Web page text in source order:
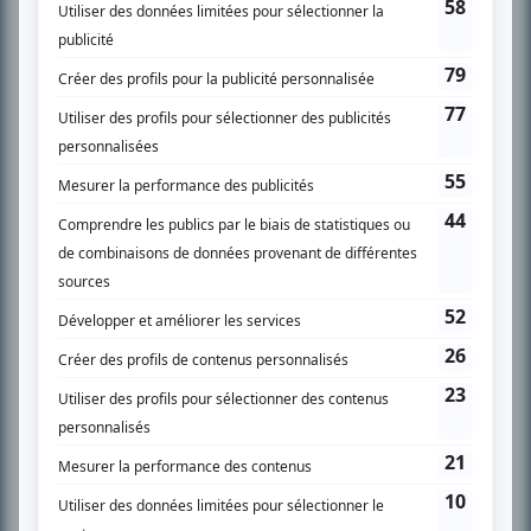
SUR LE RÉSEAU BIZZ MÉDIA
Accueil
Liste des oeuvres
Liste des comédiens
Recherche avancée
À propos
Nous contacter
Termes et conditions
Politique de confidentialité